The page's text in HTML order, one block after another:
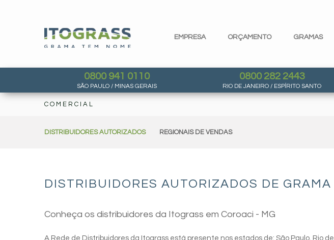
EMPRESA ORÇAMENTO GRAMAS
0800 941 0110
SÃO PAULO / MINAS GERAIS
0800 282 2443
RIO DE JANEIRO / ESPÍRITO SANTO
COMERCIAL
DISTRIBUIDORES AUTORIZADOS REGIONAIS DE VENDAS
DISTRIBUIDORES AUTORIZADOS DE
Conheça os distribuidores da Itograss em Coroaci - MG
A Rede de Distribuidores da Itograss está presente nos estados de: São Paulo, Rio